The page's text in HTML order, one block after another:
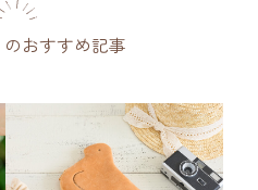
のおすすめ記事